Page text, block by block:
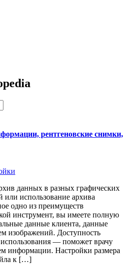
рентгеновские снимки,
данных в разных графических
или использование архива
одно из преимуществ
инструмент, вы имеете полную
данные клиента, данные
изображений. Доступность
— поможет врачу
информации. Настройки размера
к […]